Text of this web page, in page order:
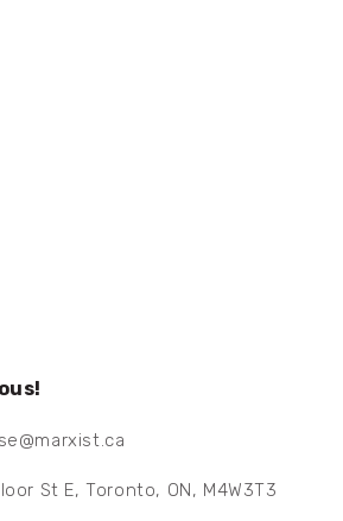
St E, Toronto, ON, M4W3T3